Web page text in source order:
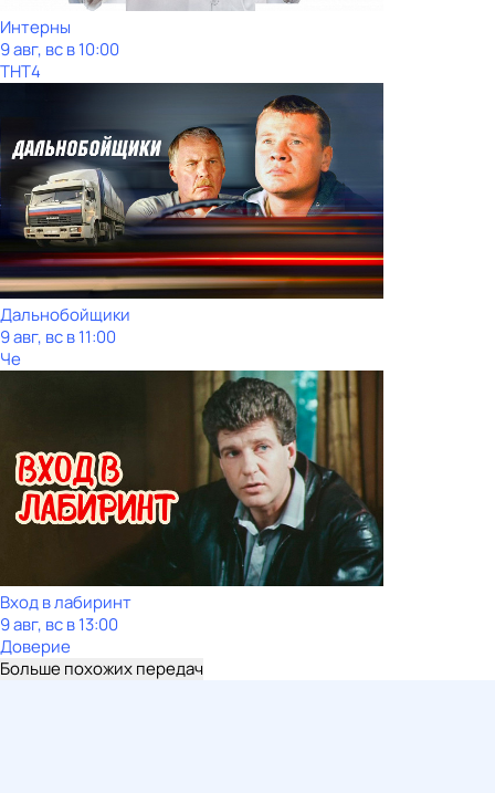
Интерны
9 авг, вс в 10:00
ТНТ4
Дальнобойщики
9 авг, вс в 11:00
Че
Вход в лабиринт
9 авг, вс в 13:00
Доверие
Больше похожих передач